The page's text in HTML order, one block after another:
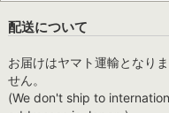
配送について
お届けはヤマト運輸となり
せん。
(We don't ship to